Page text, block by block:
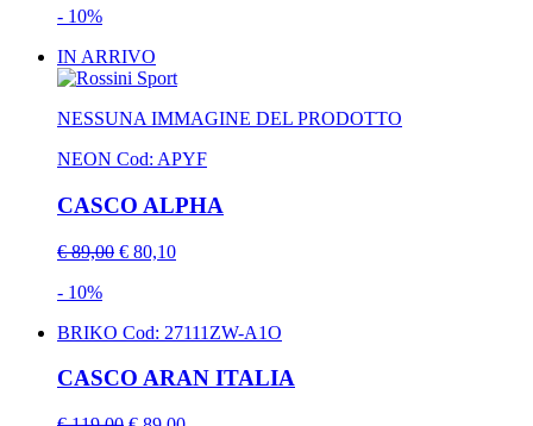
- 10%
IN ARRIVO
NESSUNA IMMAGINE DEL PRODOTTO
NEON Cod: APYF
CASCO ALPHA
€ 89,00 € 80,10
- 10%
BRIKO Cod: 27111ZW-A1O
CASCO ARAN ITALIA